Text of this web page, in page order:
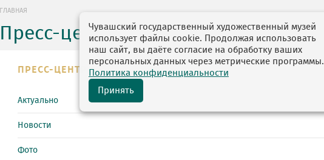
ГЛАВНАЯ
Пресс-центр
ПРЕСС-ЦЕНТР
Актуально
Новости
Фото
Чувашский государственный художественный музей
использует файлы cookie. Продолжая использовать
наш сайт, вы даёте согласие на обработку ваших
персональных данных через метрические программы.
Политика конфиденциальности
Принять